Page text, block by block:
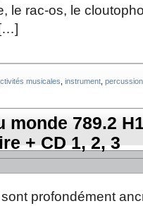
le rac-os, le
musicales instrument percussion
789.2
+ CD 1, 2, 3
profondément